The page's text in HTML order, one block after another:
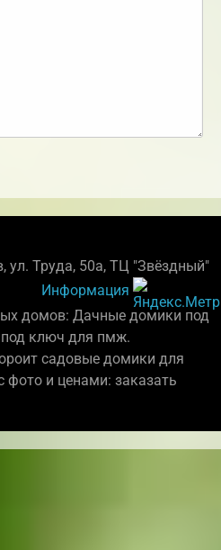
ул. Труда, 50а, ТЦ "Звёздный"
Информация
домов: Дачные домики под
ключ для пмж.
садовые домики для
фото и ценами: заказать